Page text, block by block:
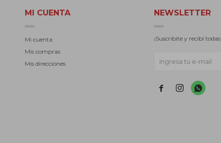
MI CUENTA
Mi cuenta
Mis compras
Mis direcciones
NEWSLETTER
¡Suscribite y recibí
  